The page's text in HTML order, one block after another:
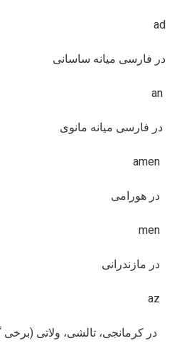
ad
در فارسی میانه ساسانی
در فارسی میانه مانوی
در هورامی
در مازندرانی
در کرمانجی، تالشی، ولاتی (برخی